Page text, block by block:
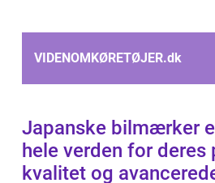
VIDENOMKØRETØJER.dk
Japanske bilmærker
hele verden for deres
kvalitet og